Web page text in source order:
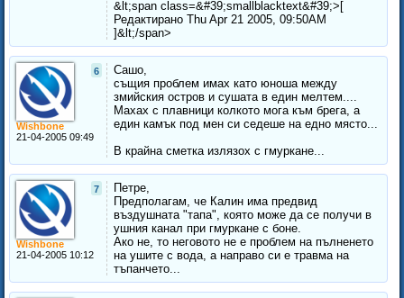
&lt;span class=&#39;smallblacktext&#39;>[
Редактирано Thu Apr 21 2005, 09:50AM
]&lt;/span>
6
Wishbone
21-04-2005 09:49
Сашо,
същия проблем имах като юноша между
змийския остров и сушата в един мелтем....
Махах с плавници колкото мога към брега, а
един камък под мен си седеше на едно място...
В крайна сметка излязох с гмуркане...
7
Wishbone
21-04-2005 10:12
Петре,
Предполагам, че Калин има предвид
въздушната "тапа", която може да се получи в
ушния канал при гмуркане с боне.
Ако не, то неговото не е проблем на пълненето
на ушите с вода, а направо си е травма на
тъпанчето...